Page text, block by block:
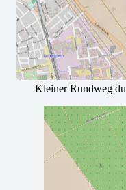
Kleiner Rundweg